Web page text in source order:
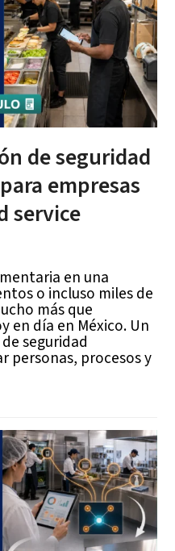
de seguridad
empresas
service
en una
o incluso miles de
más que
en día en México. Un
seguridad
personas, procesos y